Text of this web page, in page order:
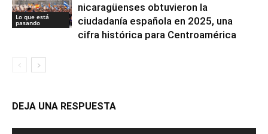
Lo que está
pasando
nicaragüenses obtuvieron la
ciudadanía española en 2025, una
cifra histórica para Centroamérica
DEJA UNA RESPUESTA